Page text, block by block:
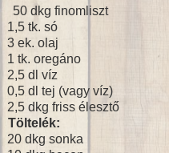
50 dkg finomliszt
1,5 tk. só
3 ek. olaj
1 tk. oregáno
2,5 dl víz
0,5 dl tej (vagy víz)
2,5 dkg friss élesztő
Töltelék:
20 dkg sonka